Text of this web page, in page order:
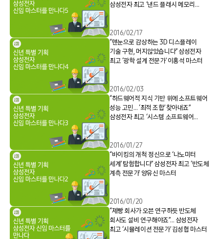
삼성전자 최고 ‘낸드 플래시 메모리
2016/02/17
“맨눈으로 감상하는 3D 디스플레이
기술 구현, 머지않았습니다” 삼성전자
최고 ‘광학 설계 전문가’ 이홍석 마스터
2016/02/03
“하드웨어적 지식 기반 위에 소프트웨어
성능 고민… ‘최적 조합’ 찾아내죠”
삼성전자 최고 ‘시스템 소프트웨어
2016/01/27
“바이킹의 개척 정신으로 ‘나노미터
세계’ 탐험합니다” 삼성전자 최고 ‘반도체
계측 전문가’ 양유신 마스터
2016/01/20
“제빵 회사가 오븐 연구하듯 반도체
회사도 설비 연구해야죠”… 삼성전자
최고 ‘시뮬레이션 전문가’ 김성협 마스터